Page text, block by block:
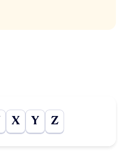
X Y Z